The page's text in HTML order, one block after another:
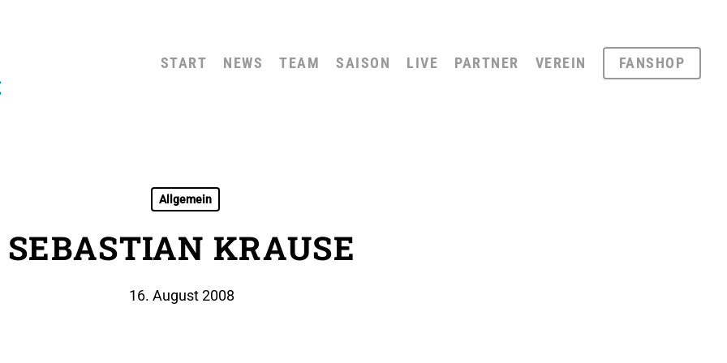
START NEWS TEAM SAISON LIVE PARTNER VEREIN FANSHOP
Allgemein
SEBASTIAN KRAUSE
16. August 2008